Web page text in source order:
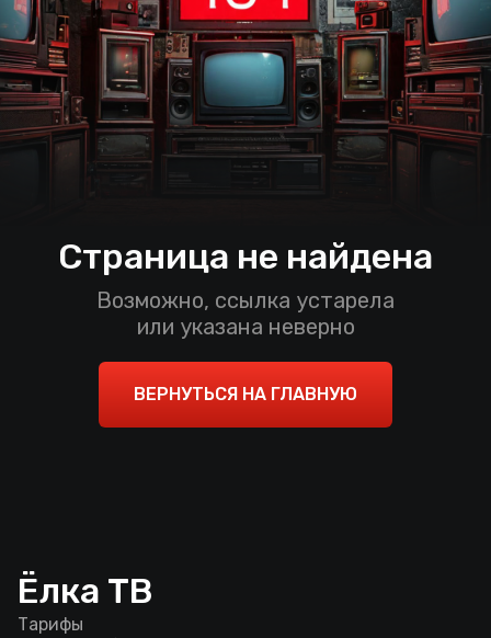
Страница не найдена
Возможно, ссылка устарела
или указана неверно
ВЕРНУТЬСЯ НА ГЛАВНУЮ
Ёлка ТВ
Тарифы